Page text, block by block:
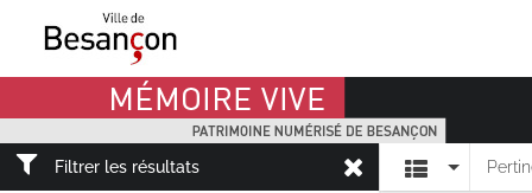
Mémoire Vive patrimoine numérisé de Besançon
Filtrer les résultats Affichage